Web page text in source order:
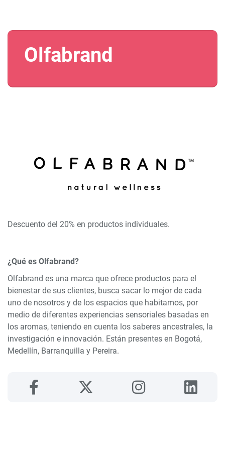
Olfabrand
Descuento del 20% en productos individuales.
¿Qué es Olfabrand?
Olfabrand es una marca que ofrece productos para el
bienestar de sus clientes, busca sacar lo mejor de cada
uno de nosotros y de los espacios que habitamos, por
medio de diferentes experiencias sensoriales basadas en
los aromas, teniendo en cuenta los saberes ancestrales, la
investigación e innovación. Están presentes en Bogotá,
Medellín, Barranquilla y Pereira.